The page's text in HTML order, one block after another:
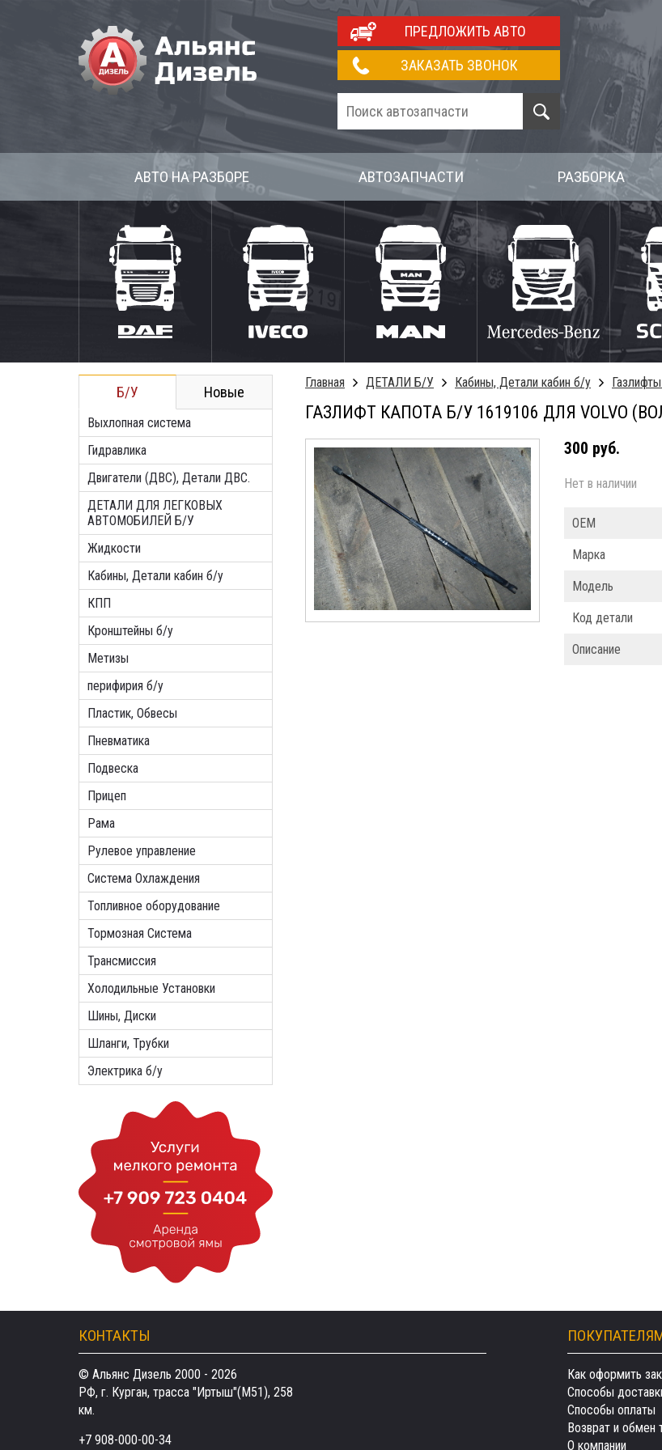
ПРЕДЛОЖИТЬ АВТО
ЗАКАЗАТЬ ЗВОНОК
АВТО НА РАЗБОРЕ АВТОЗАПЧАСТИ РАЗБОРКА
Б/У Новые
Выхлопная система
Гидравлика
Двигатели (ДВС), Детали ДВС.
ДЕТАЛИ ДЛЯ ЛЕГКОВЫХ
АВТОМОБИЛЕЙ Б/У
Жидкости
Кабины, Детали кабин б/у
КПП
Кронштейны б/у
Метизы
перифирия б/у
Пластик, Обвесы
Пневматика
Подвеска
Прицеп
Рама
Рулевое управление
Система Охлаждения
Топливное оборудование
Тормозная Система
Трансмиссия
Холодильные Установки
Шины, Диски
Шланги, Трубки
Электрика б/у
Главная ДЕТАЛИ Б/У Кабины, Детали кабин б/у
ГАЗЛИФТ КАПОТА Б/У 1619106 ДЛЯ VOLVO
300 руб.
Нет в наличии
ОЕМ
Марка
Модель
Код детали
Описание
КОНТАКТЫ
© Альянс Дизель 2000 - 2026
РФ, г. Курган, трасса "Иртыш"(М51), 258
км.
+7 908-000-00-34
Как оформить
Способы
Способы оплаты
Возврат и обмен
О компании